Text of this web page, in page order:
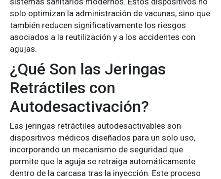
solo optimizan la administración de vacunas, sino que
también reducen significativamente los riesgos
asociados a la reutilización y a los accidentes con
agujas.
¿Qué Son las Jeringas
Retráctiles con
Autodesactivación?
Las jeringas retráctiles autodesactivables son
dispositivos médicos diseñados para un solo uso,
incorporando un mecanismo de seguridad que
permite que la aguja se retraiga automáticamente
dentro de la carcasa tras la inyección. Este proceso